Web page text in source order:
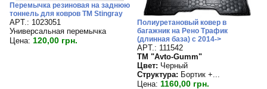
Перемычка резиновая на заднюю
тоннель для ковров TM Stingray
APT.: 1023051
Универсальная перемычка
Цена: 120,00 грн.
Полиуретановый ковер в
багажник на Рено Трафик
(длинная база) с 2014->
APT.: 111542
TM "Avto-Gumm"
Цвет: Черный
Структура: Бортик +...
Цена: 1160,00 грн.